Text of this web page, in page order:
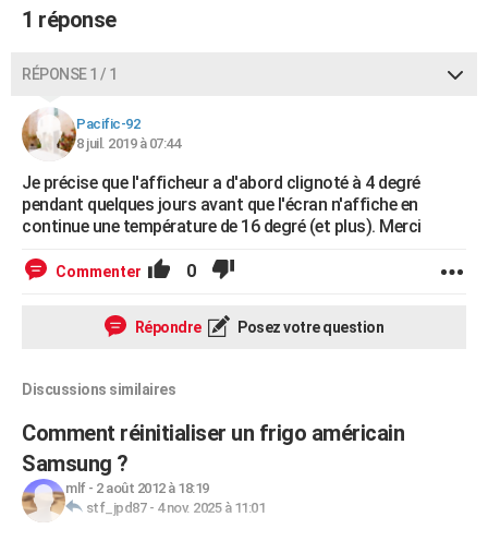
Dictionnaire
Biographies
Citations
Expressions
Proverbes
PROGRAMME TV
FORUM
Bricolage
Lifestyle
Culture
Sport
Auto
Television
Voyage
Cinema
1 réponse
RÉPONSE 1 / 1
Pacific-92
8 juil. 2019 à 07:44
Je précise que l'afficheur a d'abord clignoté à 4 degré
pendant quelques jours avant que l'écran n'affiche en
continue une température de 16 degré (et plus). Merci
Commenter 0
Répondre Posez votre question
Discussions similaires
Comment réinitialiser un frigo américain
Samsung ?
mlf- 2 août 2012 à 18:19
stf_jpd87- 4 nov. 2025 à 11:01